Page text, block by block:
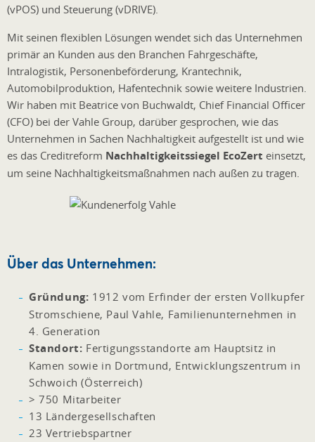
(vPOS) und Steuerung (vDRIVE).
Mit seinen flexiblen Lösungen wendet sich das Unternehmen
primär an Kunden aus den Branchen Fahrgeschäfte,
Intralogistik, Personenbeförderung, Krantechnik,
Automobilproduktion, Hafentechnik sowie weitere Industrien.
Wir haben mit Beatrice von Buchwaldt, Chief Financial Officer
(CFO) bei der Vahle Group, darüber gesprochen, wie das
Unternehmen in Sachen Nachhaltigkeit aufgestellt ist und wie
es das Creditreform Nachhaltigkeitssiegel EcoZert einsetzt,
um seine Nachhaltigkeitsmaßnahmen nach außen zu tragen.
Über das Unternehmen:
Gründung: 1912 vom Erfinder der ersten Vollkupfer
Stromschiene, Paul Vahle, Familienunternehmen in
4. Generation
Standort: Fertigungsstandorte am Hauptsitz in
Kamen sowie in Dortmund, Entwicklungszentrum in
Schwoich (Österreich)
> 750 Mitarbeiter
13 Ländergesellschaften
23 Vertriebspartner